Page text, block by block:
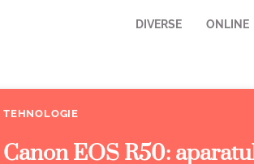
DIVERSE ONLINE
TEHNOLOGIE
Canon EOS R50: